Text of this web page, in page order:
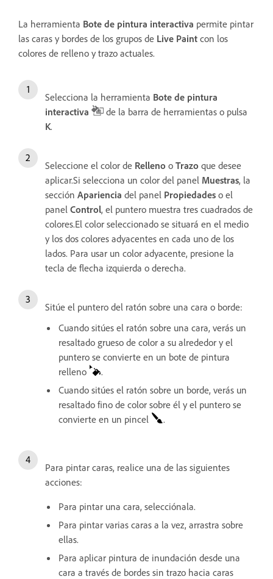
La herramienta Bote de pintura interactiva permite pintar
las caras y bordes de los grupos de Live Paint con los
colores de relleno y trazo actuales.
Selecciona la herramienta Bote de pintura
interactiva
de la barra de herramientas o pulsa
K.
Seleccione el color de Relleno o Trazo que desee
aplicar.Si selecciona un color del panel Muestras, la
sección Apariencia del panel Propiedades o el
panel Control, el puntero muestra tres cuadrados de
colores.El color seleccionado se situará en el medio
y los dos colores adyacentes en cada uno de los
lados. Para usar un color adyacente, presione la
tecla de flecha izquierda o derecha.
Sitúe el puntero del ratón sobre una cara o borde:
Cuando sitúes el ratón sobre una cara, verás un
resaltado grueso de color a su alrededor y el
puntero se convierte en un bote de pintura
relleno
.
Cuando sitúes el ratón sobre un borde, verás un
resaltado fino de color sobre él y el puntero se
convierte en un pincel
.
Para pintar caras, realice una de las siguientes
acciones:
Para pintar una cara, selecciónala.
Para pintar varias caras a la vez, arrastra sobre
ellas.
Para aplicar pintura de inundación desde una
cara a través de bordes sin trazo hacia caras